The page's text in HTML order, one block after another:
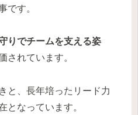
です。
りでチームを支える姿
されています。
と、長年培ったリード力
となっています。